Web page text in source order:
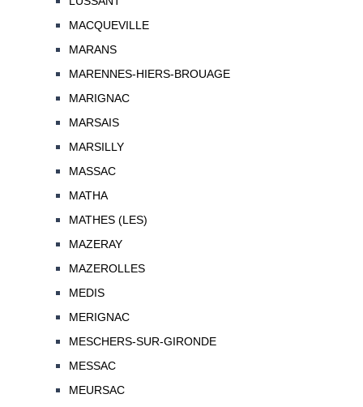
MACQUEVILLE
MARANS
MARENNES-HIERS-BROUAGE
MARIGNAC
MARSAIS
MARSILLY
MASSAC
MATHA
MATHES (LES)
MAZERAY
MAZEROLLES
MEDIS
MERIGNAC
MESCHERS-SUR-GIRONDE
MESSAC
MEURSAC